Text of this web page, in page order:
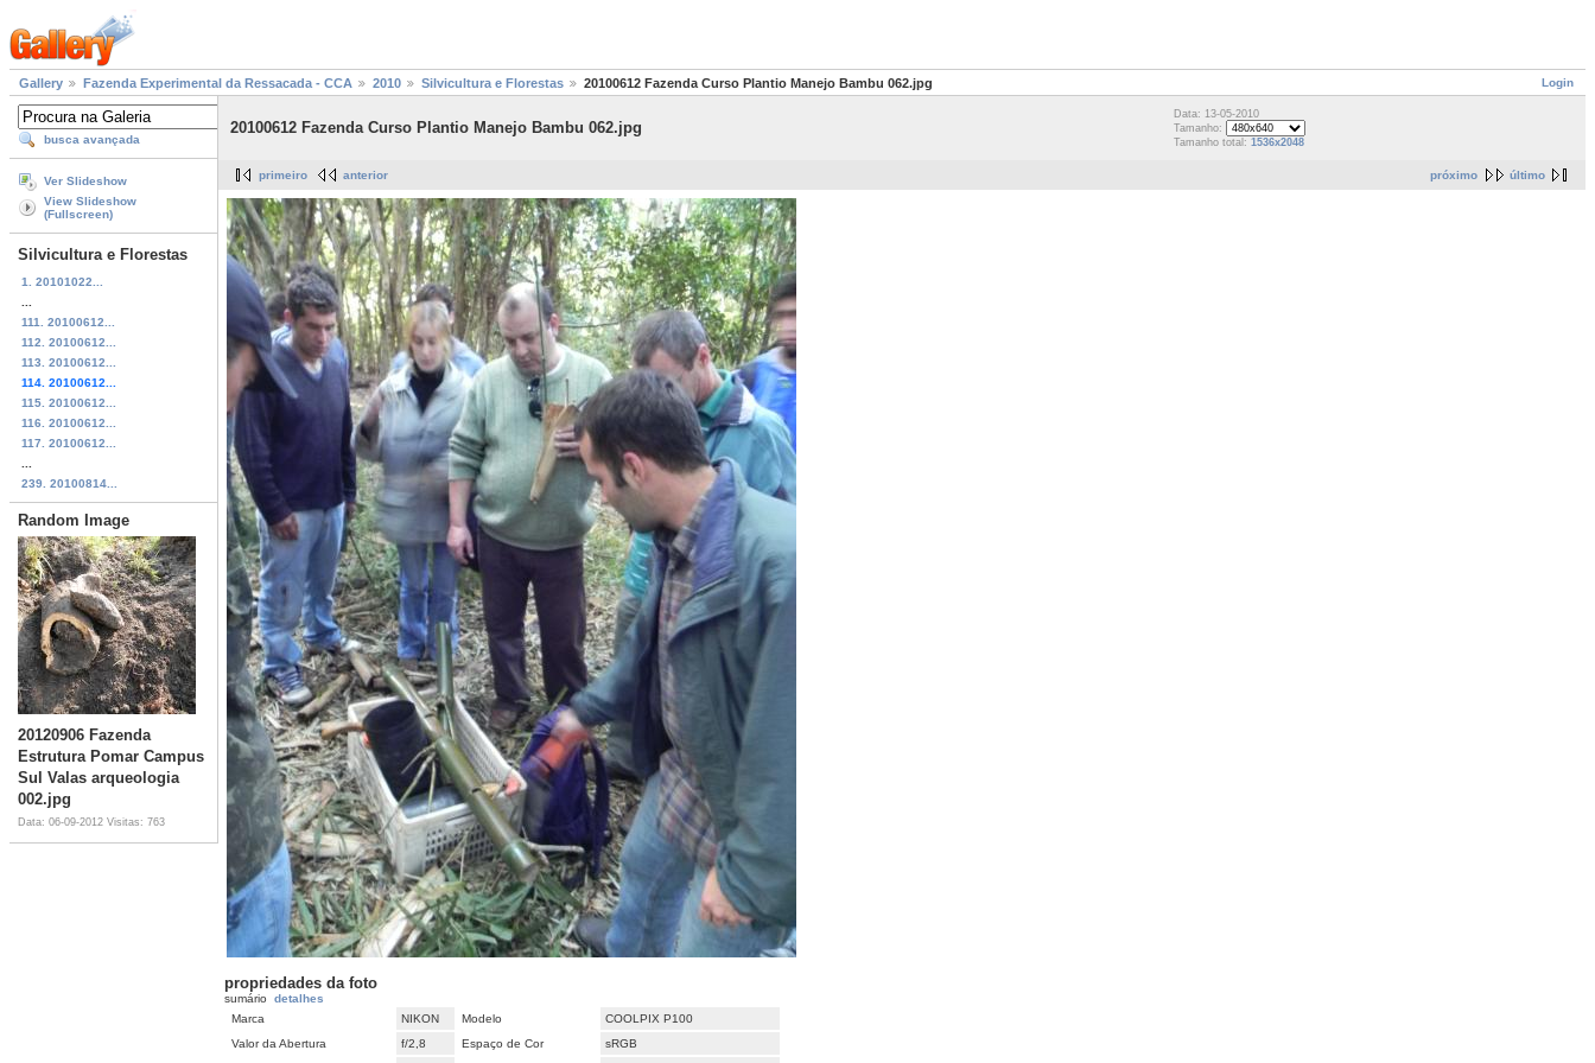
Login
Gallery Fazenda Experimental da Ressacada - CCA 2010 Silvicultura e Florestas 20100612 Fazenda Curso Plantio Manejo Bambu 062.jpg
busca avançada
Ver Slideshow
View Slideshow
(Fullscreen)
Silvicultura e Florestas
1. 20101022...
111. 20100612...
112. 20100612...
113. 20100612...
114. 20100612...
115. 20100612...
116. 20100612...
117. 20100612...
239. 20100814...
Random Image
20120906 Fazenda
Estrutura Pomar Campus
Sul Valas arqueologia
002.jpg
Data: 06-09-2012 Visitas: 763
20100612 Fazenda Curso Plantio Manejo Bambu 062.jpg
Data: 13-05-2010
Tamanho:
Tamanho total: 1536x2048
próximo último
primeiro anterior
propriedades da foto
sumário detalhes
Marca
NIKON Modelo
COOLPIX P100
Valor da Abertura
f/2,8 Espaço de Cor
sRGB